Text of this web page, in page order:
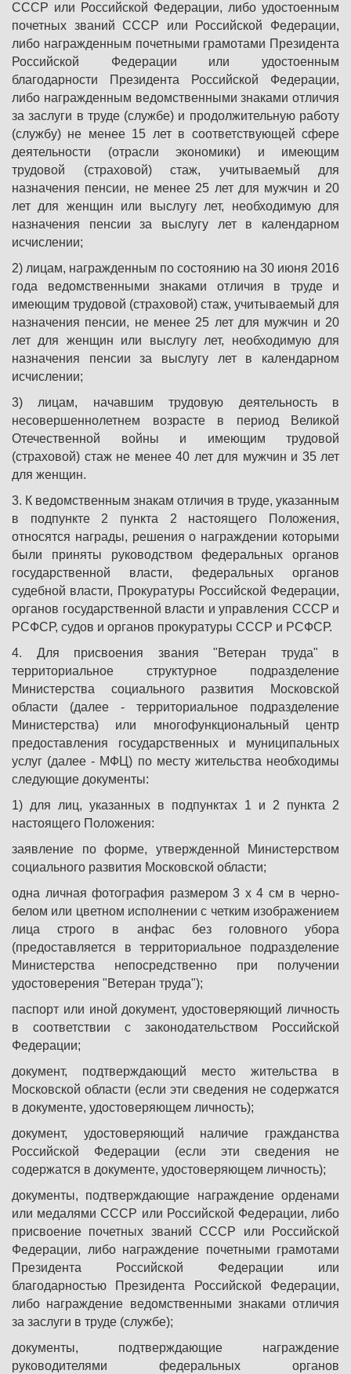
СССР или Российской Федерации, либо удостоенным
почетных званий СССР или Российской Федерации,
либо награжденным почетными грамотами Президента
Российской Федерации или удостоенным
благодарности Президента Российской Федерации,
либо награжденным ведомственными знаками отличия
за заслуги в труде (службе) и продолжительную работу
(службу) не менее 15 лет в соответствующей сфере
деятельности (отрасли экономики) и имеющим
трудовой (страховой) стаж, учитываемый для
назначения пенсии, не менее 25 лет для мужчин и 20
лет для женщин или выслугу лет, необходимую для
назначения пенсии за выслугу лет в календарном
исчислении;
2) лицам, награжденным по состоянию на 30 июня 2016
года ведомственными знаками отличия в труде и
имеющим трудовой (страховой) стаж, учитываемый для
назначения пенсии, не менее 25 лет для мужчин и 20
лет для женщин или выслугу лет, необходимую для
назначения пенсии за выслугу лет в календарном
исчислении;
3) лицам, начавшим трудовую деятельность в
несовершеннолетнем возрасте в период Великой
Отечественной войны и имеющим трудовой
(страховой) стаж не менее 40 лет для мужчин и 35 лет
для женщин.
3. К ведомственным знакам отличия в труде, указанным
в подпункте 2 пункта 2 настоящего Положения,
относятся награды, решения о награждении которыми
были приняты руководством федеральных органов
государственной власти, федеральных органов
судебной власти, Прокуратуры Российской Федерации,
органов государственной власти и управления СССР и
РСФСР, судов и органов прокуратуры СССР и РСФСР.
4. Для присвоения звания "Ветеран труда" в
территориальное структурное подразделение
Министерства социального развития Московской
области (далее - территориальное подразделение
Министерства) или многофункциональный центр
предоставления государственных и муниципальных
услуг (далее - МФЦ) по месту жительства необходимы
следующие документы:
1) для лиц, указанных в подпунктах 1 и 2 пункта 2
настоящего Положения:
заявление по форме, утвержденной Министерством
социального развития Московской области;
одна личная фотография размером 3 x 4 см в черно-
белом или цветном исполнении с четким изображением
лица строго в анфас без головного убора
(предоставляется в территориальное подразделение
Министерства непосредственно при получении
удостоверения "Ветеран труда");
паспорт или иной документ, удостоверяющий личность
в соответствии с законодательством Российской
Федерации;
документ, подтверждающий место жительства в
Московской области (если эти сведения не содержатся
в документе, удостоверяющем личность);
документ, удостоверяющий наличие гражданства
Российской Федерации (если эти сведения не
содержатся в документе, удостоверяющем личность);
документы, подтверждающие награждение орденами
или медалями СССР или Российской Федерации, либо
присвоение почетных званий СССР или Российской
Федерации, либо награждение почетными грамотами
Президента Российской Федерации или
благодарностью Президента Российской Федерации,
либо награждение ведомственными знаками отличия
за заслуги в труде (службе);
документы, подтверждающие награждение
руководителями федеральных органов